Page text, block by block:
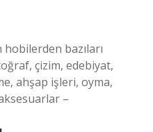
bazıları
çizim, edebiyat,
ahşap işleri, oyma,
–